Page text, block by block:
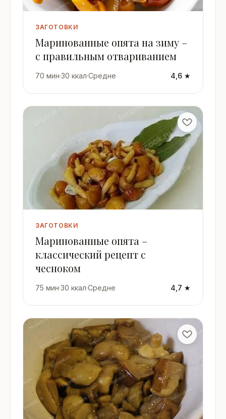
ЗАГОТОВКИ
Маринованные опята на зиму –
с правильным отвариванием
70 мин·30 ккал·Средне 4,6 ★
ЗАГОТОВКИ
Маринованные опята –
классический рецепт с
чесноком
75 мин·30 ккал·Средне 4,7 ★